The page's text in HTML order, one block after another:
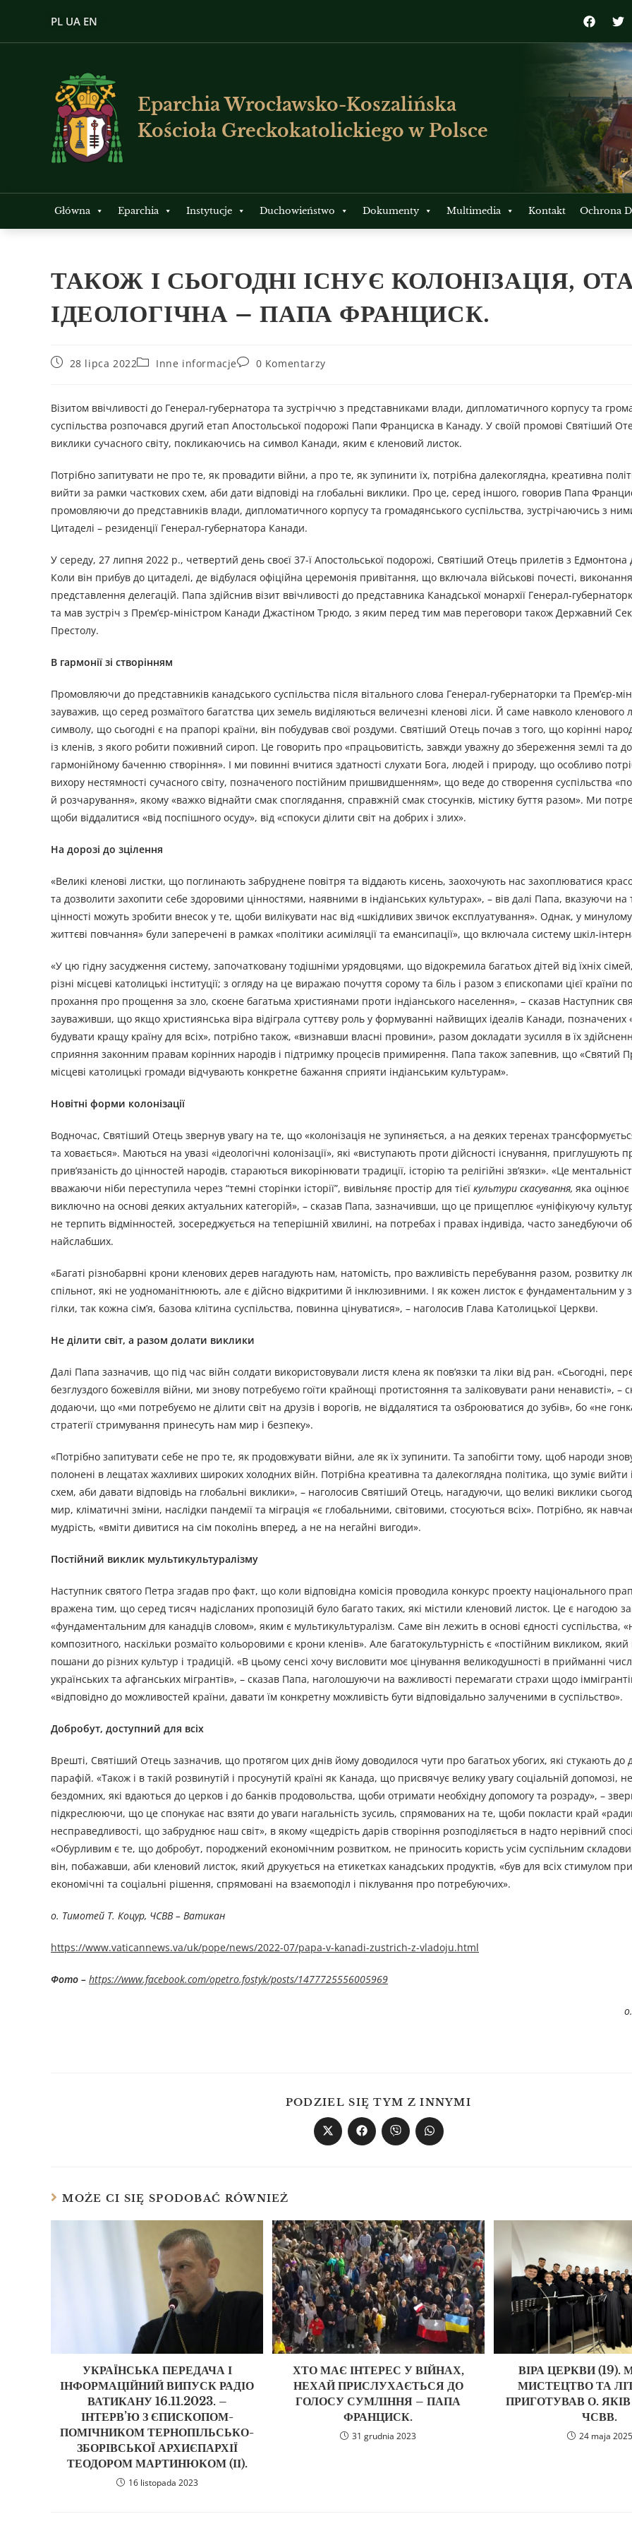
PL UA EN
Eparchia Wrocławsko-Koszalińska
Kościoła Greckokatolickiego w Polsce
Główna Eparchia Instytucje Duchowieństwo Dokumenty Multimedia Kontakt Ochrona
ТАКОЖ І СЬОГОДНІ ІСНУЄ КОЛОНІЗАЦІЯ,
ІДЕОЛОГІЧНА – ПАПА ФРАНЦИСК.
28 lipca 2022 Inne informacje 0 Komentarzy
Візитом ввічливості до Генерал-губернатора та зустріччю з представниками влади, дипломатичного корпусу та
суспільства розпочався другий етап Апостольської подорожі Папи Франциска в Канаду. У своїй промові Святіший
виклики сучасного світу, покликаючись на символ Канади, яким є кленовий листок.
Потрібно запитувати не про те, як провадити війни, а про те, як зупинити їх, потрібна далекоглядна, креативна
вийти за рамки часткових схем, аби дати відповіді на глобальні виклики. Про це, серед іншого, говорив Папа
промовляючи до представників влади, дипломатичного корпусу та громадянського суспільства, зустрічаючись з
Цитаделі – резиденції Генерал-губернатора Канади.
У середу, 27 липня 2022 р., четвертий день своєї 37-ї Апостольської подорожі, Святіший Отець прилетів з Едмонтона
Коли він прибув до цитаделі, де відбулася офіційна церемонія привітання, що включала військові почесті, виконання
представлення делегацій. Папа здійснив візит ввічливості до представника Канадської монархії Генерал-
та мав зустріч з Прем’єр-міністром Канади Джастіном Трюдо, з яким перед тим мав переговори також Державний
Престолу.
В гармонії зі створінням
Промовляючи до представників канадського суспільства після вітального слова Генерал-губернаторки та Прем’єр-
зауважив, що серед розмаїтого багатства цих земель виділяються величезні кленові ліси. Й саме навколо кленового
символу, що сьогодні є на прапорі країни, він побудував свої роздуми. Святіший Отець почав з того, що корінні
із кленів, з якого робити поживний сироп. Це говорить про «працьовитість, завжди уважну до збереження землі та
гармонійному баченню створіння». І ми повинні вчитися здатності слухати Бога, людей і природу, що особливо
вихору нестямності сучасного світу, позначеного постійним пришвидшенням», що веде до створення суспільства
й розчарування», якому «важко віднайти смак споглядання, справжній смак стосунків, містику буття разом». Ми
щоби віддалитися «від поспішного осуду», від «спокуси ділити світ на добрих і злих».
На дорозі до зцілення
«Великі кленові листки, що поглинають забруднене повітря та віддають кисень, заохочують нас захоплюватися
та дозволити захопити себе здоровими цінностями, наявними в індіанських культурах», – вів далі Папа, вказуючи на
цінності можуть зробити внесок у те, щоби вилікувати нас від «шкідливих звичок експлуатування». Однак, у
життєві повчання» були заперечені в рамках «політики асиміляції та емансипації», що включала систему шкіл-
«У цю гідну засудження систему, започатковану тодішніми урядовцями, що відокремила багатьох дітей від їхніх
різні місцеві католицькі інституції; з огляду на це виражаю почуття сорому та біль і разом з єпископами цієї країни
прохання про прощення за зло, скоєне багатьма християнами проти індіанського населення», – сказав Наступник
зауваживши, що якщо християнська віра відіграла суттєву роль у формуванні найвищих ідеалів Канади,
будувати кращу країну для всіх», потрібно також, «визнавши власні провини», разом докладати зусилля в їх
сприяння законним правам корінних народів і підтримку процесів примирення. Папа також запевнив, що «Святий
місцеві католицькі громади відчувають конкретне бажання сприяти індіанським культурам».
Новітні форми колонізації
Водночас, Святіший Отець звернув увагу на те, що «колонізація не зупиняється, а на деяких теренах
та ховається». Маються на увазі «ідеологічні колонізації», які «виступають проти дійсності існування, приглушують
прив’язаність до цінностей народів, стараються викорінювати традиції, історію та релігійні зв’язки». «Це
вважаючи ніби переступила через “темні сторінки історії”, вивільняє простір для тієї культури скасування, яка
виключно на основі деяких актуальних категорій», – сказав Папа, зазначивши, що це прищеплює «уніфікуючу
не терпить відмінностей, зосереджується на теперішній хвилині, на потребах і правах індивіда, часто занедбуючи
найслабших.
«Багаті різнобарвні крони кленових дерев нагадують нам, натомість, про важливість перебування разом, розвитку
спільнот, які не уодноманітнюють, але є дійсно відкритими й інклюзивними. І як кожен листок є фундаментальним у
гілки, так кожна сім’я, базова клітина суспільства, повинна цінуватися», – наголосив Глава Католицької Церкви.
Не ділити світ, а разом долати виклики
Далі Папа зазначив, що під час війн солдати використовували листя клена як пов’язки та ліки від ран. «Сьогодні,
безглуздого божевілля війни, ми знову потребуємо гоїти крайнощі протистояння та заліковувати рани ненависті», –
додаючи, що «ми потребуємо не ділити світ на друзів і ворогів, не віддалятися та озброюватися до зубів», бо «не
стратегії стримування принесуть нам мир і безпеку».
«Потрібно запитувати себе не про те, як продовжувати війни, але як їх зупинити. Та запобігти тому, щоб народи
полонені в лещатах жахливих широких холодних війн. Потрібна креативна та далекоглядна політика, що зуміє вийти
схем, аби давати відповідь на глобальні виклики», – наголосив Святіший Отець, нагадуючи, що великі виклики
мир, кліматичні зміни, наслідки пандемії та міграція «є глобальними, світовими, стосуються всіх». Потрібно, як
мудрість, «вміти дивитися на сім поколінь вперед, а не на негайні вигоди».
Постійний виклик мультикультуралізму
Наступник святого Петра згадав про факт, що коли відповідна комісія проводила конкурс проекту національного
вражена тим, що серед тисяч надісланих пропозицій було багато таких, які містили кленовий листок. Це є нагодою
«фундаментальним для канадців словом», яким є мультикультуралізм. Саме він лежить в основі єдності суспільства,
композитного, наскільки розмаїто кольоровими є крони кленів». Але багатокультурність є «постійним викликом,
пошани до різних культур і традицій. «В цьому сенсі хочу висловити моє цінування великодушності в прийманні
українських та афганських мігрантів», – сказав Папа, наголошуючи на важливості перемагати страхи щодо
«відповідно до можливостей країни, давати їм конкретну можливість бути відповідально залученими в суспільство».
Добробут, доступний для всіх
Врешті, Святіший Отець зазначив, що протягом цих днів йому доводилося чути про багатьох убогих, які стукають до
парафій. «Також і в такій розвинутій і просунутій країні як Канада, що присвячує велику увагу соціальній допомозі,
бездомних, які вдаються до церков і до банків продовольства, щоби отримати необхідну допомогу та розраду», –
підкреслюючи, що це спонукає нас взяти до уваги нагальність зусиль, спрямованих на те, щоби покласти край
несправедливості, що забруднює наш світ», в якому «щедрість дарів створіння розподіляється в надто нерівний
«Обурливим є те, що добробут, породжений економічним розвитком, не приносить користь усім суспільним
він, побажавши, аби кленовий листок, який друкується на етикетках канадських продуктів, «був для всіх стимулом
економічні та соціальні рішення, спрямовані на взаємоподіл і піклування про потребуючих».
о. Тимотей Т. Коцур, ЧСВВ – Ватикан
https://www.vaticannews.va/uk/pope/news/2022-07/papa-v-kanadi-zustrich-z-vladoju.html
Фото – https://www.facebook.com/opetro.fostyk/posts/1477725556005969
PODZIEL SIĘ TYM Z INNYMI
MOŻE CI SIĘ SPODOBAĆ RÓWNIEŻ
УКРАЇНСЬКА ПЕРЕДАЧА І
ІНФОРМАЦІЙНИЙ ВИПУСК РАДІО
ВАТИКАНУ 16.11.2023. –
ІНТЕРВ’Ю З ЄПИСКОПОМ-
ПОМІЧНИКОМ ТЕРНОПІЛЬСЬКО-
ЗБОРІВСЬКОЇ АРХИЄПАРХІЇ
ТЕОДОРОМ МАРТИНЮКОМ (ІІ).
16 listopada 2023
ХТО МАЄ ІНТЕРЕС У ВІЙНАХ,
НЕХАЙ ПРИСЛУХАЄТЬСЯ ДО
ГОЛОСУ СУМЛІННЯ – ПАПА
ФРАНЦИСК.
31 grudnia 2023
ВІРА ЦЕРКВИ (19).
МИСТЕЦТВО ТА
ПРИГОТУВАВ О.
ЧСВВ.
24 maja 2025